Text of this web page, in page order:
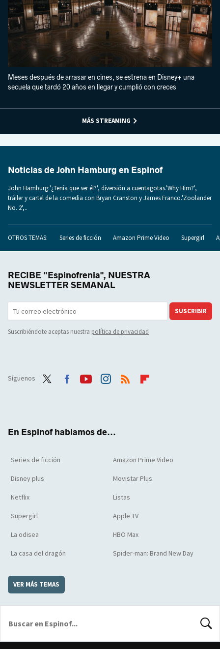
Meses después de arrasar en cines, se estrena en Disney+ una
secuela que tardó 20 años en llegar y cumplió con creces
MÁS STREAMING
Noticias de John Hamburg en Espinof
John Hamburg:'¿Tenía que ser él?', diversión a cuentagotas.'Why Him?',
tráiler y cartel de la comedia con Bryan Cranston y James Franco.'Zoolander
No. 2',..
OTROS TEMAS: Series de ficción Amazon Prime Video Supergirl
RECIBE "Espinofrenia", NUESTRA
NEWSLETTER SEMANAL
SUSCRIBIR
Suscribiéndote aceptas nuestra política de privacidad
Síguenos
En Espinof hablamos de...
Series de ficción Amazon Prime Video
Disney plus Movistar Plus
Netflix Listas
Supergirl Apple TV
La odisea HBO Max
La casa del dragón Spider-man: Brand New Day
VER MÁS TEMAS